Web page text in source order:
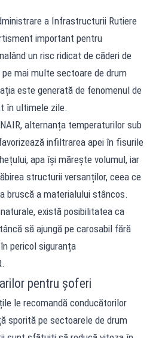
a Infrastructurii Rutiere
important pentru
un risc ridicat de căderi de
mai multe sectoare de drum
este generată de fenomenul de
în ultimele zile.
alternanța temperaturilor sub
infiltrarea apei în fisurile
apa își mărește volumul, iar
structurii versanților, ceea ce
bruscă a materialului stâncos.
există posibilitatea ca
să ajungă pe carosabil fără
pericol siguranța
pentru șoferi
le recomandă conducătorilor
sporită pe sectoarele de drum